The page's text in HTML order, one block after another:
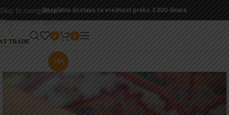
Skip to navigation
Skip to main content
Besplatna dostava za vrednost preko 3.000 dinara
0 0
-10%